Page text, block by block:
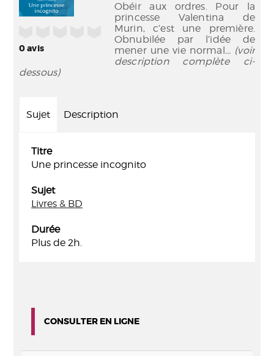
0avis
Obéir aux ordres. Pour la
princesse Valentina de
Murin, c’est une première.
Obnubilée par l’idée de
mener une vie normal... (voir
description complète ci-
dessous)
Sujet Description
Titre
Une princesse incognito
Sujet
Livres & BD
Durée
Plus de 2h.
CONSULTER EN LIGNE